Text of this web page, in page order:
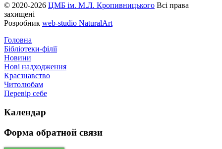
© 2020-2026 ЦМБ ім. М.Л. Кропивницького Всі права
захищені
Розробник web-studio NaturalArt
Головна
Бібліотеки-філії
Новини
Нові надходження
Краєзнавство
Читолюбам
Перевір себе
Календар
Форма обратной связи